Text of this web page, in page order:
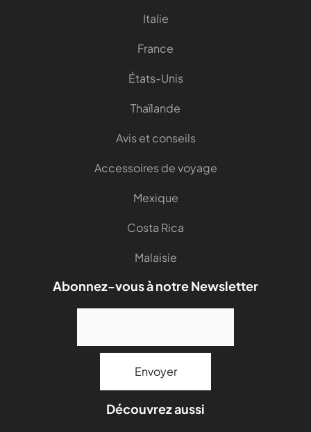
Italie
France
États-Unis
Thaïlande
Avis et conseils
Accessoires de voyage
Mexique
Costa Rica
Malaisie
Abonnez-vous à notre Newsletter
Découvrez aussi